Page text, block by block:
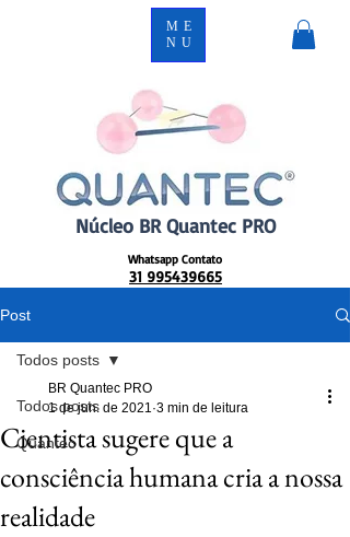
Núcleo BR Quantec PRO
Whatsapp Contato
31 995439665
ME
NU
Post
Todos posts
Quantec
Todos posts
Cientista sugere que a
consciência humana cria a nossa
realidade
BR Quantec PRO
1 de jun. de 2021 3 min de leitura